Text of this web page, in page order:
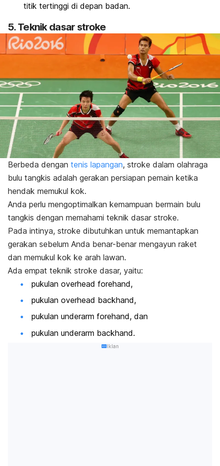
titik tertinggi di depan badan.
5. Teknik dasar stroke
Berbeda dengan tenis lapangan, stroke dalam olahraga
bulu tangkis adalah gerakan persiapan pemain ketika
hendak memukul kok.
Anda perlu mengoptimalkan kemampuan bermain bulu
tangkis dengan memahami teknik dasar stroke.
Pada intinya, stroke dibutuhkan untuk memantapkan
gerakan sebelum Anda benar-benar mengayun raket
dan memukul kok ke arah lawan.
Ada empat teknik stroke dasar, yaitu:
pukulan overhead forehand,
pukulan overhead backhand,
pukulan underarm forehand, dan
pukulan underarm backhand.
Iklan